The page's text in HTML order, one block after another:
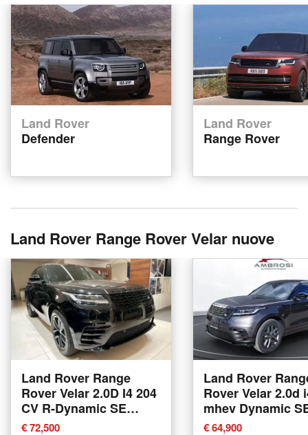
Land Rover
Defender
Land Rover
Range Rover
Land Rover Range Rover Velar nuove
Land Rover Range
Rover Velar 2.0D I4 204
CV R-Dynamic SE
nuova a Modena
€ 72,500
Land Rover
Rover Velar 2.0d
mhev Dynamic
204cv auto
€ 64,900